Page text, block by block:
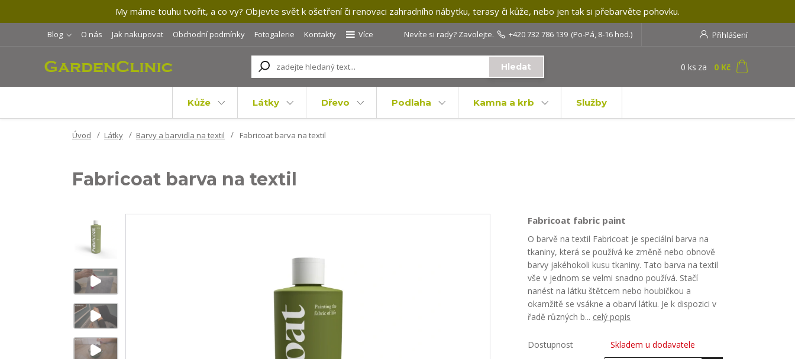
My máme touhu tvořit, a co vy? Objevte svět k ošetření či renovaci zahradního nábytku, terasy či kůže, nebo jen tak si přebarvěte pohovku.
Blog O nás Jak nakupovat Obchodní podmínky Fotogalerie Kontakty Více Přihlášení
Hledat
Nevíte si rady? Zavolejte. +420 732 786 139 (Po-Pá, 8-16 hod.)
0 ks za 0 Kč
Kůže Látky Dřevo Podlaha Kamna a krb Služby
Úvod Látky Barvy a barvidla na textil Fabricoat barva na textil
Fabricoat barva na textil
Fabricoat fabric paint
O barvě na textil Fabricoat je speciální barva na
tkaniny, která se používá ke změně nebo obnově
barvy jakéhokoli kusu tkaniny. Tato barva na textil
vše v jednom se velmi snadno používá. Stačí
nanést na látku štětcem nebo houbičkou a
okamžitě se vsákne a obarví látku. Je k dispozici v
řadě různých b... celý popis
Dostupnost Skladem u dodavatele